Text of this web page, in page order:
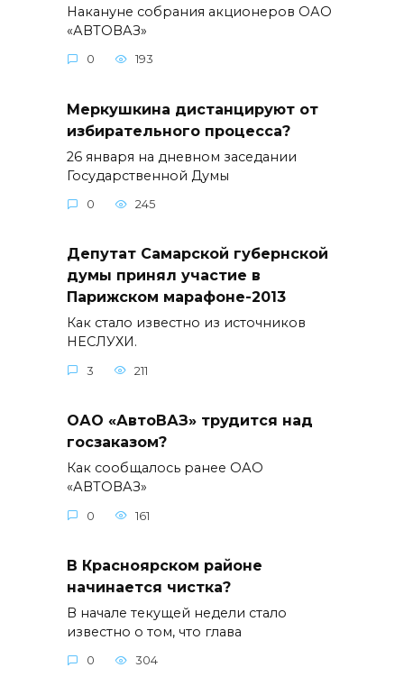
Накануне собрания акционеров ОАО
«АВТОВАЗ»
0 193
Меркушкина дистанцируют от
избирательного процесса?
26 января на дневном заседании
Государственной Думы
0 245
Депутат Самарской губернской
думы принял участие в
Парижском марафоне-2013
Как стало известно из источников
НЕСЛУХИ.
3 211
ОАО «АвтоВАЗ» трудится над
госзаказом?
Как сообщалось ранее ОАО
«АВТОВАЗ»
0 161
В Красноярском районе
начинается чистка?
В начале текущей недели стало
известно о том, что глава
0 304